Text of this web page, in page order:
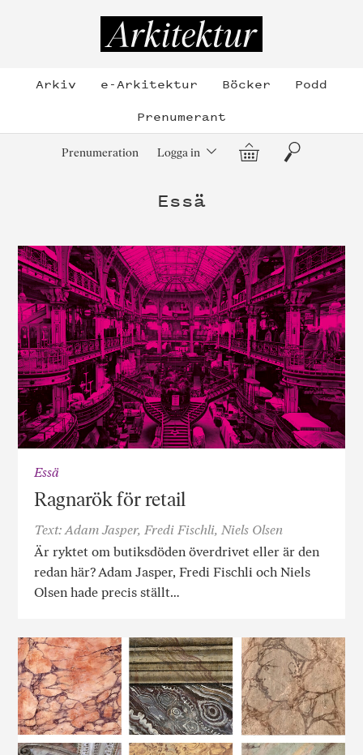
Arkiv e-Arkitektur Böcker
Podd
Prenumerant
Prenumeration Logga in Varukorg
Sök
Essä
Essä
Ragnarök för retail
Text: Adam Jasper, Fredi Fischli, Niels Olsen
Är ryktet om butiksdöden överdrivet eller är den
redan här? Adam Jasper, Fredi Fischli och Niels
Olsen hade precis ställt…